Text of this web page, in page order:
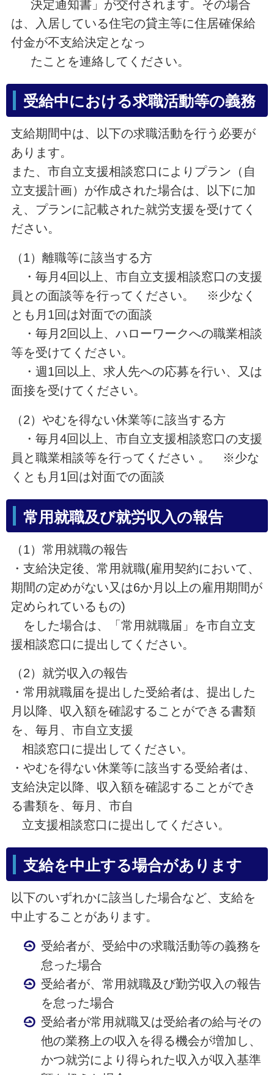
決定通知書」が交付されます。その場合
は、入居している住宅の貸主等に住居確保給
付金が不支給決定となっ
たことを連絡してください。
受給中における求職活動等の義務
支給期間中は、以下の求職活動を行う必要が
あります。
また、市自立支援相談窓口によりプラン（自
立支援計画）が作成された場合は、以下に加
え、プランに記載された就労支援を受けてく
ださい。
（1）離職等に該当する方
・毎月4回以上、市自立支援相談窓口の支援
員との面談等を行ってください。 ※少なく
とも月1回は対面での面談
・毎月2回以上、ハローワークへの職業相談
等を受けてください。
・週1回以上、求人先への応募を行い、又は
面接を受けてください。
（2）やむを得ない休業等に該当する方
・毎月4回以上、市自立支援相談窓口の支援
員と職業相談等を行ってください 。 ※少な
くとも月1回は対面での面談
常用就職及び就労収入の報告
（1）常用就職の報告
・支給決定後、常用就職(雇用契約において、
期間の定めがない又は6か月以上の雇用期間が
定められているもの)
をした場合は、「常用就職届」を市自立支
援相談窓口に提出してください。
（2）就労収入の報告
・常用就職届を提出した受給者は、提出した
月以降、収入額を確認することができる書類
を、毎月、市自立支援
相談窓口に提出してください。
・やむを得ない休業等に該当する受給者は、
支給決定以降、収入額を確認することができ
る書類を、毎月、市自
立支援相談窓口に提出してください。
支給を中止する場合があります
以下のいずれかに該当した場合など、支給を
中止することがあります。
受給者が、受給中の求職活動等の義務を
怠った場合
受給者が、常用就職及び勤労収入の報告
を怠った場合
受給者が常用就職又は受給者の給与その
他の業務上の収入を得る機会が増加し、
かつ就労により得られた収入が収入基準